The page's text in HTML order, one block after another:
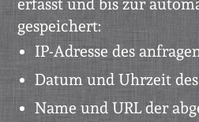
erfasst und bis zur
gespeichert:
IP-Adresse des
Datum und Uhrzeit
Name und URL der